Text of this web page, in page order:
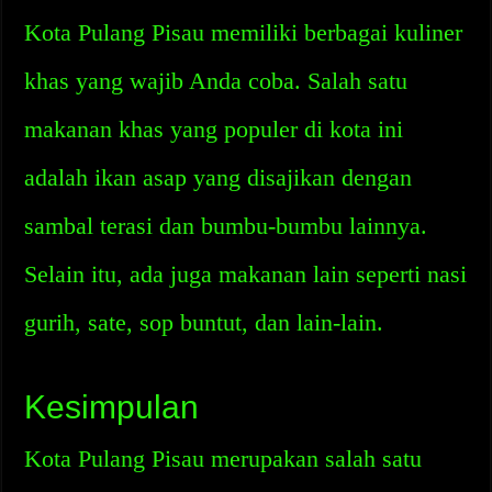
Kota Pulang Pisau memiliki berbagai kuliner
khas yang wajib Anda coba. Salah satu
makanan khas yang populer di kota ini
adalah ikan asap yang disajikan dengan
sambal terasi dan bumbu-bumbu lainnya.
Selain itu, ada juga makanan lain seperti nasi
gurih, sate, sop buntut, dan lain-lain.
Kesimpulan
Kota Pulang Pisau merupakan salah satu